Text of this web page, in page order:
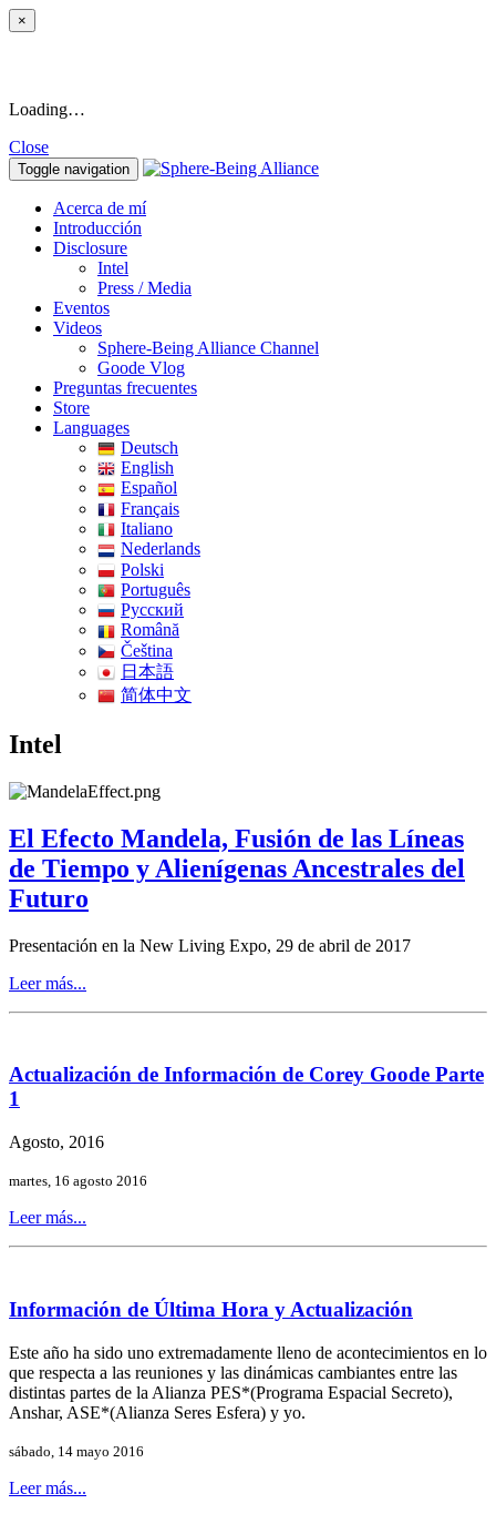
×
Loading…
Close
Toggle navigation
Acerca de mí
Introducción
Disclosure
Intel
Press / Media
Eventos
Videos
Sphere-Being Alliance Channel
Goode Vlog
Preguntas frecuentes
Store
Languages
Deutsch
English
Español
Français
Italiano
Nederlands
Polski
Português
Pусский
Română
Čeština
日本語
简体中文
Intel
El Efecto Mandela, Fusión de las Líneas
de Tiempo y Alienígenas Ancestrales del
Futuro
Presentación en la New Living Expo, 29 de abril de 2017
Leer más...
Actualización de Información de Corey Goode Parte
1
Agosto, 2016
martes, 16 agosto 2016
Leer más...
Información de Última Hora y Actualización
Este año ha sido uno extremadamente lleno de acontecimientos en lo
que respecta a las reuniones y las dinámicas cambiantes entre las
distintas partes de la Alianza PES*(Programa Espacial Secreto),
Anshar, ASE*(Alianza Seres Esfera) y yo.
sábado, 14 mayo 2016
Leer más...